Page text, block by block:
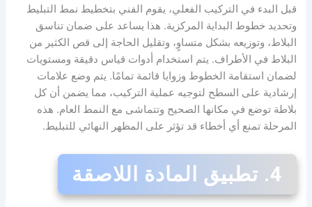
قبل البدء في التركيب الفعلي، يقوم الفني بتخطيط نمط التبليط
وتحديد خطوط البداية المركزية. هذا يساعد على ضمان تناسق
البلاط، وتوزيعه بشكل متساوٍ، وتقليل الحاجة إلى قص الكثير من
البلاط في الأطراف. يتم استخدام أدوات قياس دقيقة ومستويات
لضمان استقامة الخطوط وزوايا قائمة تمامًا. يتم وضع علامات
إرشادية على السطح لتوجيه عملية التركيب، مما يضمن أن كل
بلاطة توضع في مكانها الصحيح وتتماشى مع النمط العام. هذه
المرحلة تمنع أي أخطاء قد تؤثر على المظهر النهائي للتبليط.
4. تطبيق المادة اللاصقة